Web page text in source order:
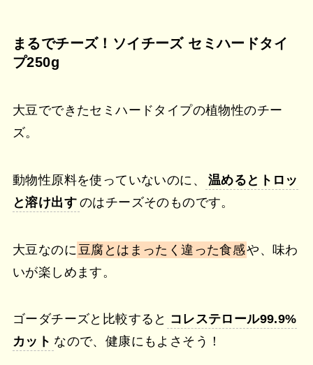
まるでチーズ！ソイチーズ セミハードタイ
プ250g
大豆でできたセミハードタイプの植物性のチー
ズ。
動物性原料を使っていないのに、
温めるとトロッ
と溶け出す のはチーズそのものです。
大豆なのに 豆腐とはまったく違った食感や、味わ
いが楽しめます。
ゴーダチーズと比較すると コレステロール99.9%
カット なので、健康にもよさそう！